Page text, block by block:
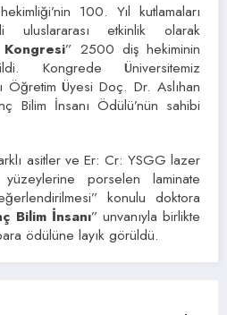
100. Yıl kutlamaları
uluslararası etkinlik olarak
Kongresi” 2500 diş hekiminin
Kongrede Üniversitemiz
Öğretim Üyesi Doç. Dr. Aslıhan
Bilim İnsanı Ödülü’nün sahibi
asitler ve Er: Cr: YSGG lazer
porselen laminate
konulu doktora
Bilim İnsanı” unvanıyla birlikte
ödülüne layık görüldü.